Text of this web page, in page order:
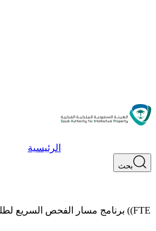
الرئيسية
بحث
برنامج مسار الفحص السريع لطلبات براءات الاختراع (‎(FTE